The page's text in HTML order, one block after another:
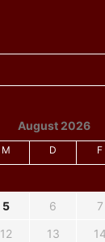
August 2026
M D F
5 6 7
12 13 14